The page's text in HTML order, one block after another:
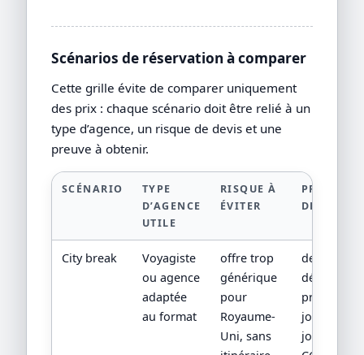
Scénarios de réservation à comparer
Cette grille évite de comparer uniquement
des prix : chaque scénario doit être relié à un
type d’agence, un risque de devis et une
preuve à obtenir.
SCÉNARIO
TYPE
D’AGENCE
UTILE
RISQUE À
ÉVITER
PREUVE À
City break
Voyagiste
ou agence
adaptée
au format
offre trop
générique
pour
Royaume-
Uni, sans
devis
détaillé,
jour par
jour,